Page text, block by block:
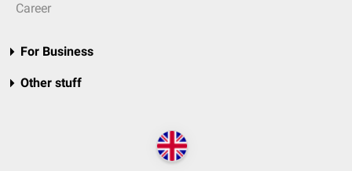
Career
For Business
Other stuff